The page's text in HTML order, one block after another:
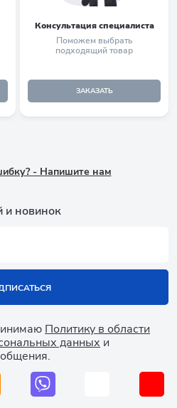
Консультация специалиста
Поможем выбрать
подходящий товар
ЗАКАЗАТЬ
- Напишите нам
и новинок
Политику в области
данных и